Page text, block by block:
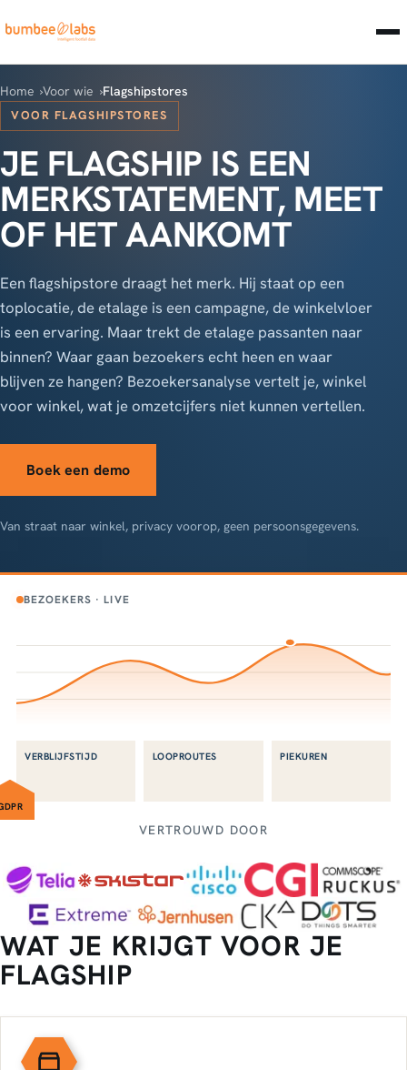
Home Voor wie Flagshipstores
VOOR FLAGSHIPSTORES
JE FLAGSHIP IS EEN
MERKSTATEMENT, MEET
OF HET AANKOMT
Een flagshipstore draagt het merk. Hij staat op een
toplocatie, de etalage is een campagne, de winkelvloer
is een ervaring. Maar trekt de etalage passanten naar
binnen? Waar gaan bezoekers echt heen en waar
blijven ze hangen? Bezoekersanalyse vertelt je, winkel
voor winkel, wat je omzetcijfers niet kunnen vertellen.
Boek een demo
Van straat naar winkel, privacy voorop, geen persoonsgegevens.
BEZOEKERS · LIVE
VERBLIJFSTIJD LOOPROUTES PIEKUREN
VERTROUWD DOOR
WAT JE KRIJGT VOOR JE
FLAGSHIP